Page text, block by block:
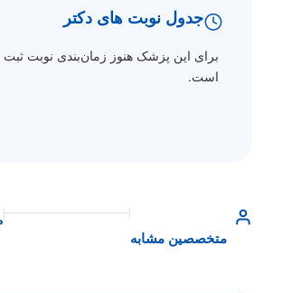
جدول نوبت های دکتر
برای این پزشک هنوز زمان‌بندی نوبت
است.
متخصصین مشابه